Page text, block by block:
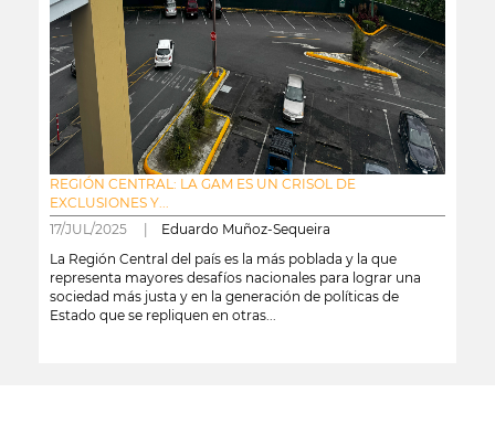
REGIÓN CENTRAL: LA GAM ES UN CRISOL DE
EXCLUSIONES Y...
17/JUL/2025 | Eduardo Muñoz-Sequeira
La Región Central del país es la más poblada y la que
representa mayores desafíos nacionales para lograr una
sociedad más justa y en la generación de políticas de
Estado que se repliquen en otras...